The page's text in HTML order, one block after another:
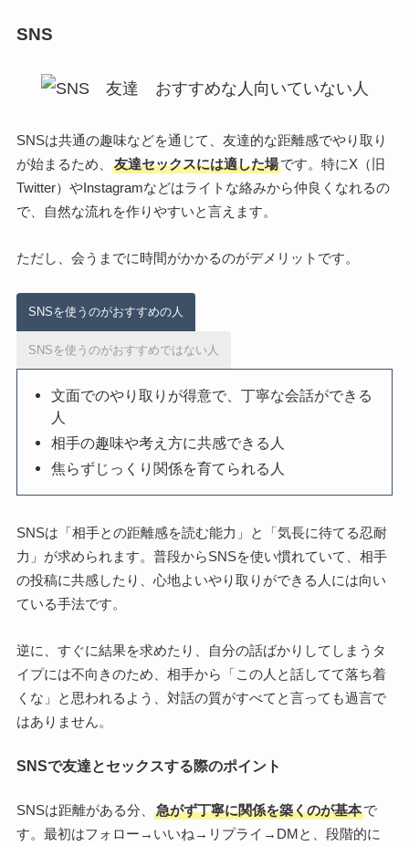
SNS
SNSは共通の趣味などを通じて、友達的な距離感でやり取り
が始まるため、
友達セックスには適した場です。特にX（旧
Twitter）やInstagramなどはライトな絡みから仲良くなれるの
で、自然な流れを作りやすいと言えます。
ただし、会うまでに時間がかかるのがデメリットです。
SNSを使うのがおすすめの人
SNSを使うのがおすすめではない人
文面でのやり取りが得意で、丁寧な会話ができる
人
相手の趣味や考え方に共感できる人
焦らずじっくり関係を育てられる人
SNSは「相手との距離感を読む能力」と「気長に待てる忍耐
力」が求められます。普段からSNSを使い慣れていて、相手
の投稿に共感したり、心地よいやり取りができる人には向い
ている手法です。
逆に、すぐに結果を求めたり、自分の話ばかりしてしまうタ
イプには不向きのため、相手から「この人と話してて落ち着
くな」と思われるよう、対話の質がすべてと言っても過言で
はありません。
SNSで友達とセックスする際のポイント
SNSは距離がある分、 急がず丁寧に関係を築くのが基本で
す。最初はフォロー→いいね→リプライ→DMと、段階的に